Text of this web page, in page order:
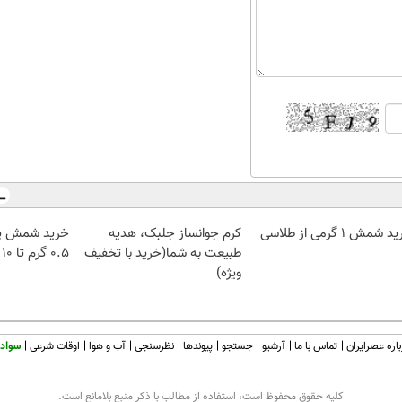
1 گرمی از طلاسی
کرم جوانساز جلبک، هدیه
طبیعت به شما(خرید با تخفیف
ویژه)
خرید شمش
۰.۵ گرم تا ۱۰ گرم
عصرایران تماس با ما آرشیو جستجو پیوندها نظرسنجی آب و هوا اوقات شرعی
كليه حقوق محفوظ است، استفاده از مطالب با ذكر منبع بلامانع است.